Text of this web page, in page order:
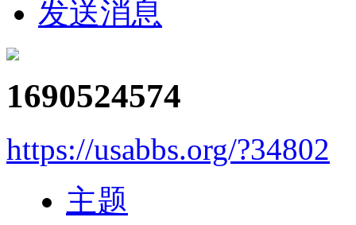
发送消息
1690524574
https://usabbs.org/?34802
主题